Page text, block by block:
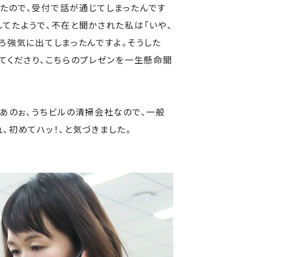
で、受付で話が通じてしまったんです
ようで、不在と聞かされた私は「いや、
気に出てしまったんですよ。そうした
ださり、こちらのプレゼンを一生懸命聞
のぉ、うちビルの清掃会社なので、一般
めてハッ！、と気づきました。